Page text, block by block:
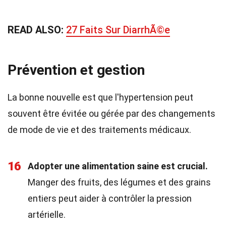
READ ALSO: 27 Faits Sur DiarrhÃ©e
Prévention et gestion
La bonne nouvelle est que l'hypertension peut
souvent être évitée ou gérée par des changements
de mode de vie et des traitements médicaux.
16
Adopter une alimentation saine est crucial.
Manger des fruits, des légumes et des grains
entiers peut aider à contrôler la pression
artérielle.